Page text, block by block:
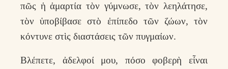
πῶς ἡ ἁμαρτία τὸν γύμνωσε, τὸν λεηλάτησε,
τὸν ὑποβίβασε στὸ ἐπίπεδο τῶν ζώων, τὸν
κόντυνε στὶς διαστάσεις τῶν πυγμαίων.
Βλέπετε, ἀδελφοί μου, πόσο φοβερὴ εἶναι